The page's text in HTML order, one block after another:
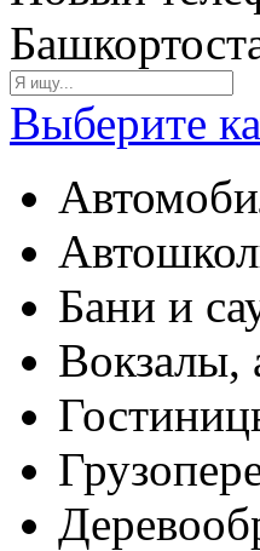
Выберите
Бани и
Вокзалы,